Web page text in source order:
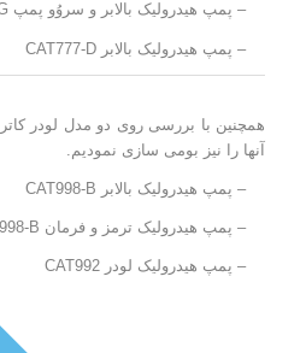
– پمپ هیدرولیک بالابر و سروُو پمپ CAT775-G
– پمپ هیدرولیک بالابر CAT777-D
همچنین با بررسی روی دو مدل لودر
آنها را نیز بومی سازی نمودیم.
– پمپ هیدرولیک بالابر CAT998-B
– پمپ هیدرولیک ترمز و فرمان CAT998-B
– پمپ هیدرولیک لودر CAT992